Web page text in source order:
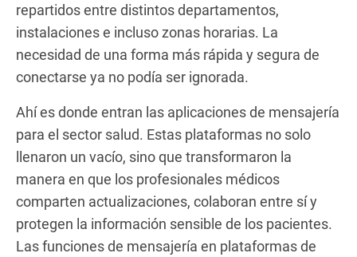
repartidos entre distintos departamentos,
instalaciones e incluso zonas horarias. La
necesidad de una forma más rápida y segura de
conectarse ya no podía ser ignorada.
Ahí es donde entran las aplicaciones de mensajería
para el sector salud. Estas plataformas no solo
llenaron un vacío, sino que transformaron la
manera en que los profesionales médicos
comparten actualizaciones, colaboran entre sí y
protegen la información sensible de los pacientes.
Las funciones de mensajería en plataformas de